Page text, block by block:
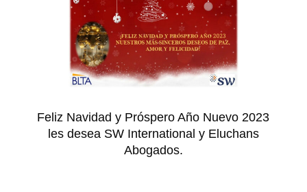
Feliz Navidad y Próspero Año Nuevo 2023
les desea SW International y Eluchans
Abogados.